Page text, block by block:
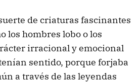
de criaturas fascinantes
los hombres lobo o los
irracional y emocional
sentido, porque forjaba
a través de las leyendas